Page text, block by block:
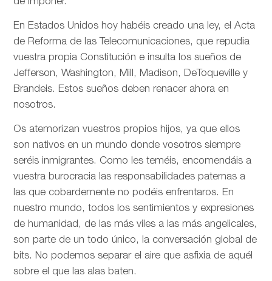
En Estados Unidos hoy habéis creado una ley, el Acta
de Reforma de las Telecomunicaciones, que repudia
vuestra propia Constitución e insulta los sueños de
Jefferson, Washington, Mill, Madison, DeToqueville y
Brandeis. Estos sueños deben renacer ahora en
nosotros.
Os atemorizan vuestros propios hijos, ya que ellos
son nativos en un mundo donde vosotros siempre
seréis inmigrantes. Como les teméis, encomendáis a
vuestra burocracia las responsabilidades paternas a
las que cobardemente no podéis enfrentaros. En
nuestro mundo, todos los sentimientos y expresiones
de humanidad, de las más viles a las más angelicales,
son parte de un todo único, la conversación global de
bits. No podemos separar el aire que asfixia de aquél
sobre el que las alas baten.